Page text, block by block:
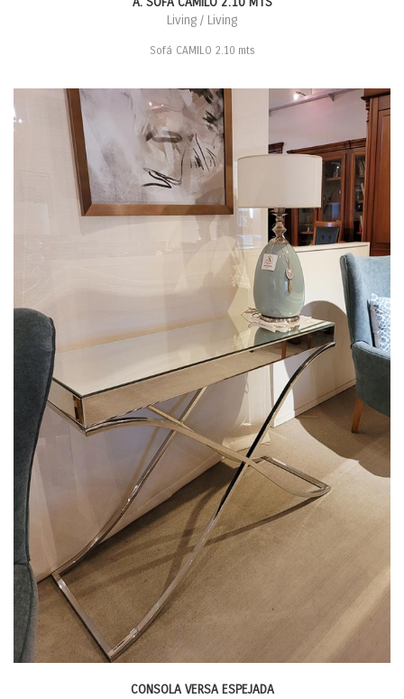
Living / Living
Sofá CAMILO 2.10 mts
CONSOLA VERSA ESPEJADA